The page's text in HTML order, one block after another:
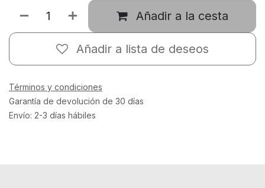
Añadir a la cesta
Añadir a lista de deseos
Términos y condiciones
Garantía de devolución de 30 días
Envío: 2-3 días hábiles